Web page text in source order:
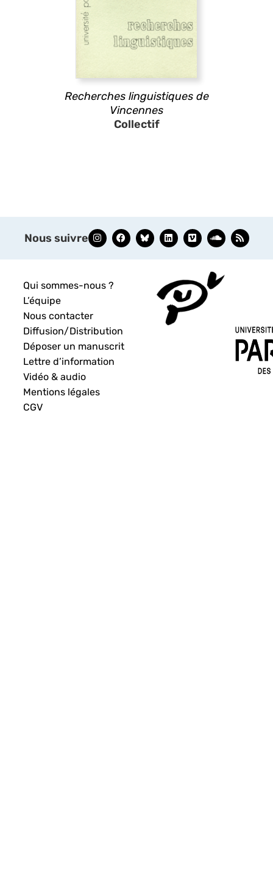
Recherches linguistiques de
Vincennes
Collectif
Nous suivre
Qui sommes-nous ?
L’équipe
Nous contacter
Diffusion/Distribution
Déposer un manuscrit
Lettre d’information
Vidéo & audio
Mentions légales
CGV